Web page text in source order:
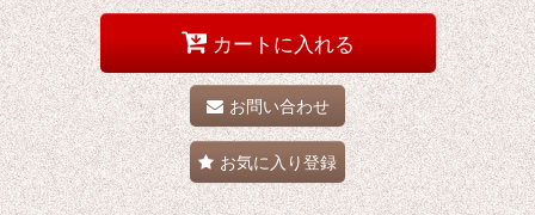
カートに入れる
お問い合わせ
お気に入り登録